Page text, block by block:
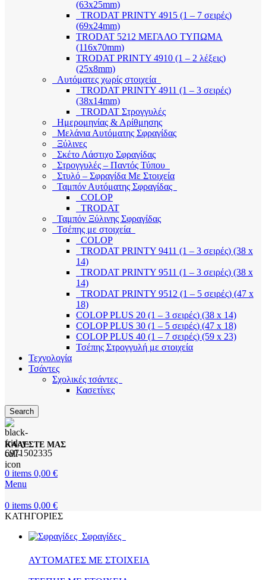
(63x25mm)
TRODAT PRINTY 4915 (1 – 7 σειρές)
(69x24mm)
TRODAT 5212 ΜΕΓΑΛΟ ΤΥΠΩΜΑ
(116x70mm)
TRODAT PRINTY 4910 (1 – 2 λέξεις)
(25x8mm)
Αυτόματες χωρίς στοιχεία
TRODAT PRINTY 4911 (1 – 3 σειρές)
(38x14mm)
TRODAT Στρογγυλές
Ημερομηνίας & Αρίθμησης
Μελάνια Αυτόματης Σφραγίδας
Ξύλινες
Σκέτο Λάστιχο Σφραγίδας
Στρογγυλές – Παντός Τύπου
Στυλό – Σφραγίδα Με Στοιχεία
Ταμπόν Αυτόματης Σφραγίδας
COLOP
TRODAT
Ταμπόν Ξύλινης Σφραγίδας
Τσέπης με στοιχεία
COLOP
TRODAT PRINTY 9411 (1 – 3 σειρές) (38 x
14)
TRODAT PRINTY 9511 (1 – 3 σειρές) (38 x
14)
TRODAT PRINTY 9512 (1 – 5 σειρές) (47 x
18)
COLOP PLUS 20 (1 – 3 σειρές) (38 x 14)
COLOP PLUS 30 (1 – 5 σειρές) (47 x 18)
COLOP PLUS 40 (1 – 7 σειρές) (59 x 23)
Τσέπης Στρογγυλή με στοιχεία
Τεχνολογία
Τσάντες
Σχολικές τσάντες
Κασετίνες
Search
ΚΑΛΕΣΤΕ ΜΑΣ
6971502335
0 items 0,00 €
Menu
0 items 0,00 €
ΚΑΤΗΓΟΡΙΕΣ
Σφραγίδες
ΑΥΤΟΜΑΤΕΣ ΜΕ ΣΤΟΙΧΕΙΑ